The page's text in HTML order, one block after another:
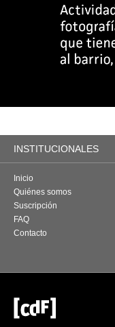
INSTITUCIONALES
Inicio
Quiénes somos
Suscripción
FAQ
Contacto